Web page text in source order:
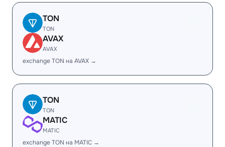
TON
TON
AVAX
AVAX
exchange TON на AVAX →
TON
TON
MATIC
MATIC
exchange TON на MATIC →